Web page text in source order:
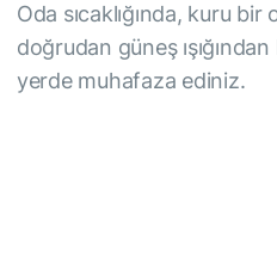
Oda sıcaklığında, kuru bir
doğrudan güneş
yerde muhafaza ediniz.